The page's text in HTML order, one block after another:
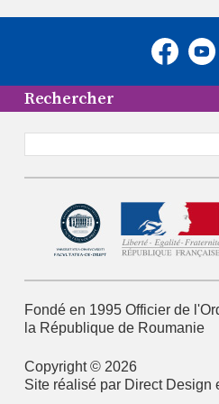
Rechercher
Fondé en 1995 Officier de
la République de Roumanie
Copyright © 2026
Site réalisé par Direct Design